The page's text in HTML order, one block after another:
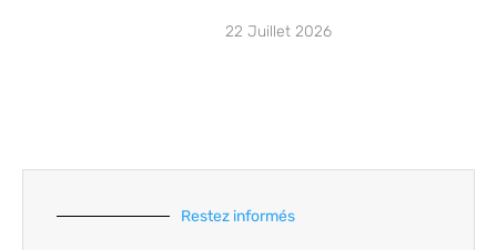
22 Juillet 2026
Restez informés